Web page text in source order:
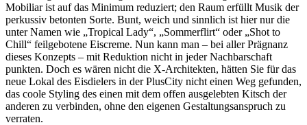
Mobiliar ist auf das Minimum reduziert; den Raum erfüllt Musik der
perkussiv betonten Sorte. Bunt, weich und sinnlich ist hier nur die
unter Namen wie „Tropical Lady“, „Sommerflirt“ oder „Shot to
Chill“ feilgebotene Eiscreme. Nun kann man – bei aller Prägnanz
dieses Konzepts – mit Reduktion nicht in jeder Nachbarschaft
punkten. Doch es wären nicht die X-Architekten, hätten Sie für das
neue Lokal des Eisdielers in der PlusCity nicht einen Weg gefunden,
das coole Styling des einen mit dem offen ausgelebten Kitsch der
anderen zu verbinden, ohne den eigenen Gestaltungsanspruch zu
verraten.